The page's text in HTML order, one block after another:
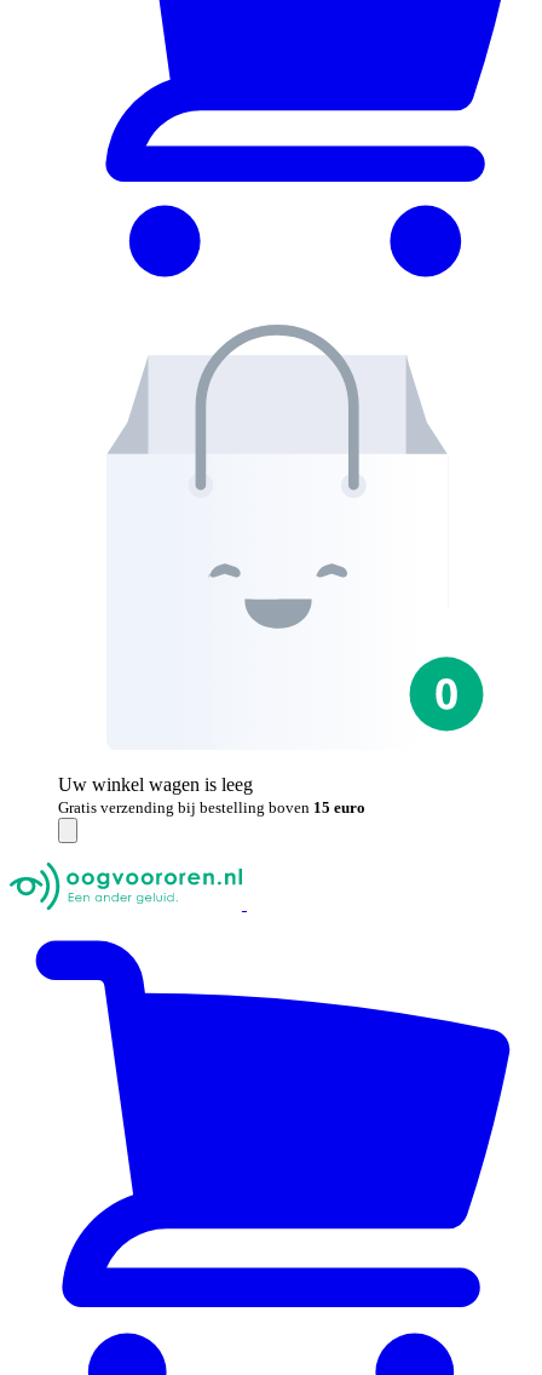
Uw winkel wagen is leeg
Gratis verzending bij bestelling boven 15 euro